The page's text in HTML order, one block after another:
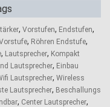
, Vorstufen, Endstufen,
, Röhren Endstufe,
, Lautsprecher, Kompakt
Lautsprecher, Einbau
Lautsprecher, Wireless
Lautsprecher, Beschallungs
, Center Lautsprecher,